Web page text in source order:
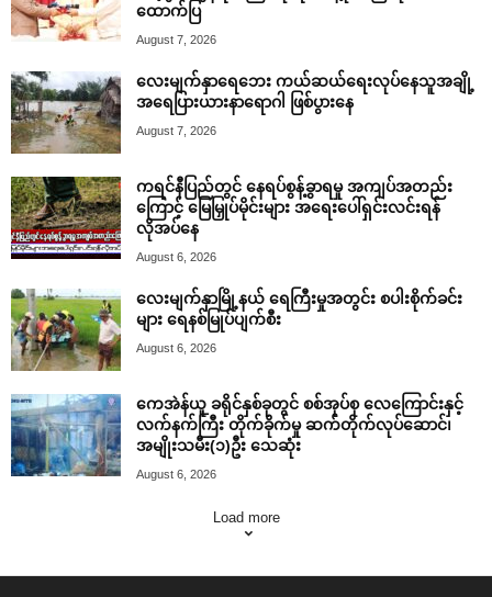
ထောက်ပြ
August 7, 2026
လေးမျက်နှာရေဘေး ကယ်ဆယ်ရေးလုပ်နေသူအချို့
အရေပြားယားနာရောဂါ ဖြစ်ပွားနေ
August 7, 2026
ကရင်နီပြည်တွင် နေရပ်စွန့်ခွာရမှု အကျပ်အတည်း
ကြောင့် မြေမြှုပ်မိုင်းများ အရေးပေါ်ရှင်းလင်းရန်
လိုအပ်နေ
August 6, 2026
လေးမျက်နှာမြို့နယ် ရေကြီးမှုအတွင်း စပါးစိုက်ခင်း
များ ရေနစ်မြုပ်ပျက်စီး
August 6, 2026
ကေအဲန်ယူ ခရိုင်နှစ်ခုတွင် စစ်အုပ်စု လေကြောင်းနှင့်
လက်နက်ကြီး တိုက်ခိုက်မှု ဆက်တိုက်လုပ်ဆောင်၊
အမျိုးသမီး(၁)ဦး သေဆုံး
August 6, 2026
Load more